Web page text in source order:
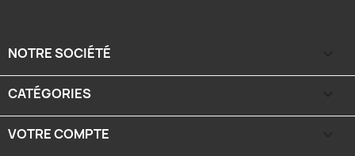
NOTRE SOCIÉTÉ
CATÉGORIES
VOTRE COMPTE